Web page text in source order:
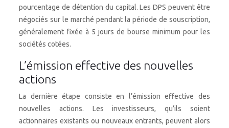
pourcentage de détention du capital. Les DPS peuvent être
négociés sur le marché pendant la période de souscription,
généralement fixée à 5 jours de bourse minimum pour les
sociétés cotées.
L’émission effective des nouvelles
actions
La dernière étape consiste en l’émission effective des
nouvelles actions. Les investisseurs, qu’ils soient
actionnaires existants ou nouveaux entrants, peuvent alors